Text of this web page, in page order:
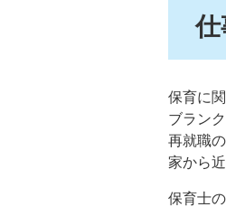
仕
保育に
ブラン
再就職
家から
保育士